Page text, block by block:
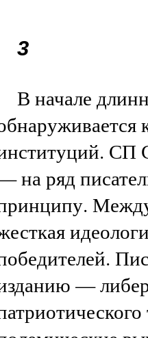
3
В начале
СП
на ряд
—